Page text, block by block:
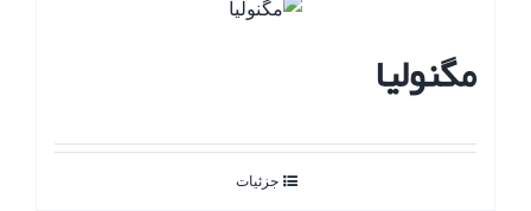
مگنولیا
جزئیات